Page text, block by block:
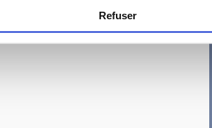
Refuser